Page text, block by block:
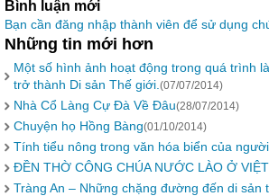
Bình luận mới
Bạn cần đăng nhập thành viên để sử dụng
Những tin mới hơn
Một số hình ảnh hoạt động trong quá trình
trở thành Di sản Thế giới. (07/07/2014)
Nhà Cổ Làng Cự Đà Về Đâu(28/07/2014)
Chuyện họ Hồng Bàng(01/10/2014)
Tính tiểu nông trong văn hóa biển của
ĐỀN THỜ CÔNG CHÚA NƯỚC LÀO Ở
Tràng An – Những chặng đường đến di sản